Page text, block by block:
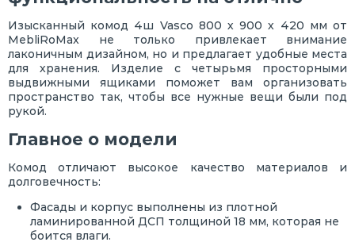
Изысканный комод 4ш Vasco 800 х 900 х 420 мм от
MebliRoMax не только привлекает внимание
лаконичным дизайном, но и предлагает удобные места
для хранения. Изделие с четырьмя просторными
выдвижными ящиками поможет вам организовать
пространство так, чтобы все нужные вещи были под
рукой.
Главное о модели
Комод отличают высокое качество материалов и
долговечность:
Фасады и корпус выполнены из плотной
ламинированной ДСП толщиной 18 мм, которая не
боится влаги.